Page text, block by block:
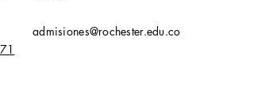
admisiones@rochester.edu.co